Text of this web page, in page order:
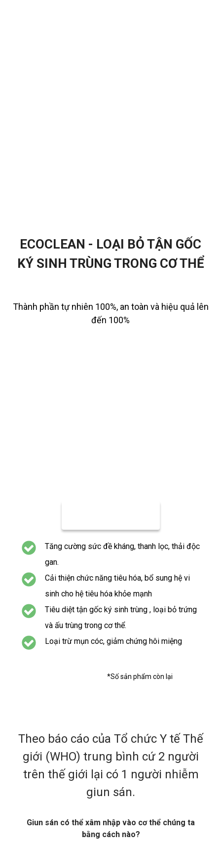
ECOCLEAN - LOẠI BỎ TẬN GỐC
KÝ SINH TRÙNG TRONG CƠ THỂ
Thành phần tự nhiên 100%, an toàn và hiệu quả lên
đến 100%
*Số sản phẩm còn lại
Tăng cường sức đề kháng, thanh lọc, thải độc
gan.
Cải thiện chức năng tiêu hóa, bổ sung hệ vi
sinh cho hệ tiêu hóa khỏe mạnh
Tiêu diệt tận gốc ký sinh trùng , loại bỏ trứng
và ấu trùng trong cơ thể.
Loại trừ mụn cóc, giảm chứng hôi miệng
Theo báo cáo của Tổ chức Y tế Thế
giới (WHO) trung bình cứ 2 người
trên thế giới lại có 1 người nhiễm
giun sán.
Giun sán có thể xâm nhập vào cơ thể chúng ta
bằng cách nào?